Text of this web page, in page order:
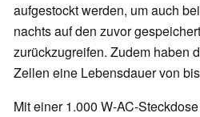
aufgestockt werden, um auch
nachts auf den zuvor
zurückzugreifen. Zudem haben
Zellen eine Lebensdauer von
Mit einer 1.000 W-AC-